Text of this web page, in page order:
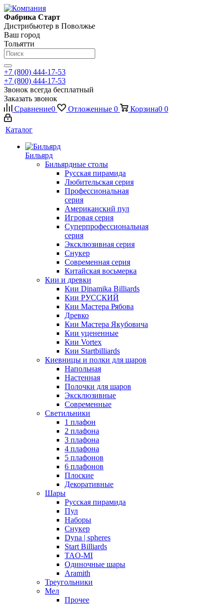
Фабрика Старт
Дистрибьютер в Поволжье
Ваш город
Тольятти
+7 (800) 444-17-53
+7 (800) 444-17-53
Звонок всегда бесплатный
Заказать звонок
Сравнение0 Отложенные 0 Корзина0 0
Каталог
Бильярд
Бильярдные столы
Русская пирамида
Любительская серия
Профессиональная
серия
Американский пул
Игровая серия
Суперпрофессиональная
серия
Эксклюзивная серия
Снукер
Современная серия
Китайская восьмерка
Кии и древки
Кии Dinamika Billiards
Кии РУССКИЙ
Кии Мастера Рябова
Древко
Кии Мастера Якубовича
Кии уцененные
Кии Vortex
Кии Startbilliards
Киевницы и полки для шаров
Напольная
Настенная
Полочки для шаров
Эксклюзивные
Современные
Светильники
1 плафон
2 плафона
3 плафона
4 плафона
5 плафонов
6 плафонов
Плоские
Декоративные
Шары
Русская пирамида
Пул
Наборы
Снукер
Dyna | spheres
Start Billiards
TAO-MI
Одиночные шары
Aramith
Треугольники
Мел
Прочее